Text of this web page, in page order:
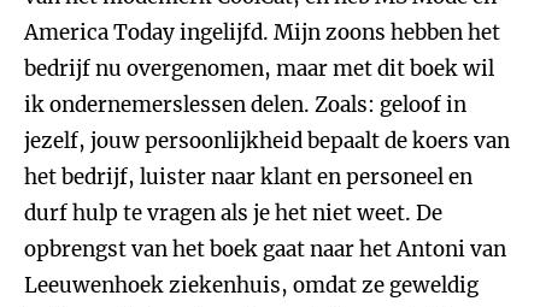
America Today ingelijfd. Mijn zoons hebben het
bedrijf nu overgenomen, maar met dit boek wil
ik ondernemerslessen delen. Zoals: geloof in
jezelf, jouw persoonlijkheid bepaalt de koers van
het bedrijf, luister naar klant en personeel en
durf hulp te vragen als je het niet weet. De
opbrengst van het boek gaat naar het Antoni van
Leeuwenhoek ziekenhuis, omdat ze geweldig